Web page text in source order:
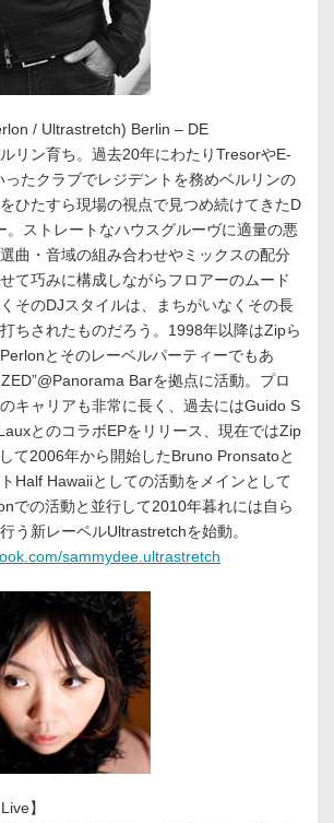
/ Ultrastretch) Berlin – DE
リン育ち。過去20年にわたりTresorやE-
たクラブでレジデントを務めベルリンの
ひたすら現場の視点で見つめ続けてきたD
。ストレートなハウスグルーヴに適量の悪
曲・音域の組み合わせやミックスの配分
て巧みに構成しながらフロアーのムード
そのDJスタイルは、まちがいなくその長
ちされたものだろう。1998年以降はZipら
とそのレーベルパーティーでもあ
Barを拠点に活動。プロ
キャリアも非常に長く、過去にはGuido S
とのコラボEPをリリース、現在ではZip
て2006年から開始したBruno Pronsatoと
Half Hawaiiとしての活動をメインとして
での活動と並行して2010年暮れには自ら
う新レーベルUltrastretchを始動。
sammydee.ultrastretch
】